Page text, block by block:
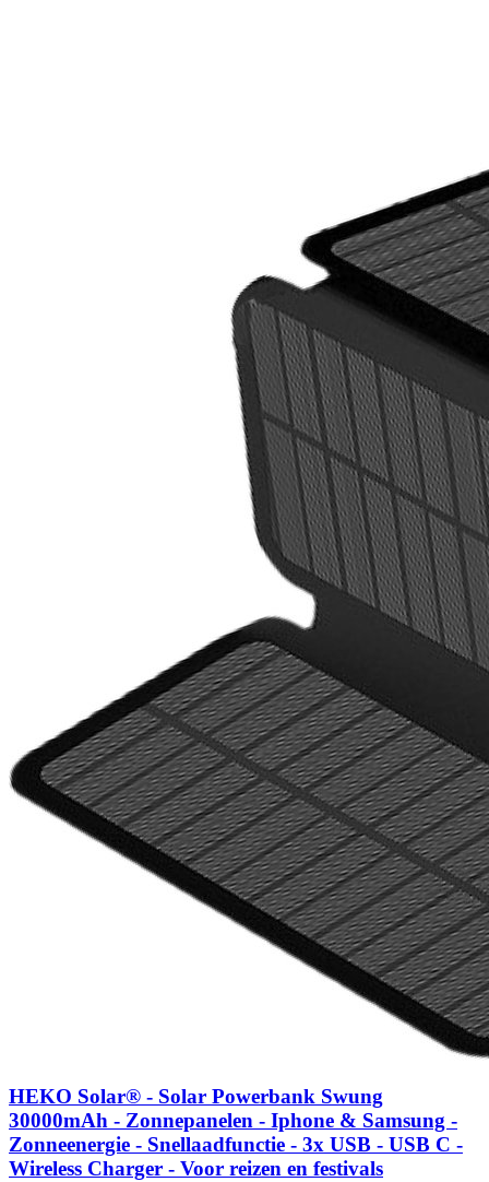
HEKO Solar® - Solar Powerbank Swung
30000mAh - Zonnepanelen - Iphone & Samsung -
Zonneenergie - Snellaadfunctie - 3x USB - USB C -
Wireless Charger - Voor reizen en festivals